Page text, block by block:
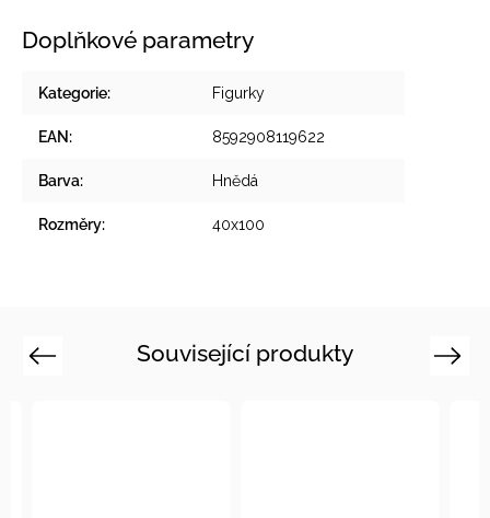
Doplňkové parametry
Kategorie: Figurky
EAN : 8592908119622
Barva: Hnědá
Rozměry: 40x100
Související produkty
Previous Next